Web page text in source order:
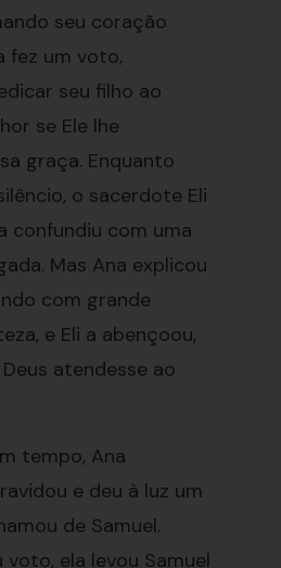
seu coração
fez um voto,
seu filho ao
se Ele lhe
graça. Enquanto
o sacerdote Eli
confundiu com uma
Mas Ana explicou
com grande
e Eli a abençoou,
atendesse ao
tempo, Ana
e deu à luz um
de Samuel.
ela levou Samuel